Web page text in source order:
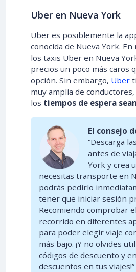
Uber en Nueva York
Uber es posiblemente la
conocida de Nueva York.
los taxis Uber en Nueva
precios un poco más caros
opción. Sin embargo, Uber
muy amplia de
los tiempos de espera
El consejo
“Descarga
antes de
York y crea
necesitas transporte en
podrás pedirlo
tener que iniciar sesión
Recomiendo comprobar
recorrido en diferentes
para poder elegir viaje
más bajo. ¡Y no olvides
códigos de descuento y
descuentos en tus viajes!”